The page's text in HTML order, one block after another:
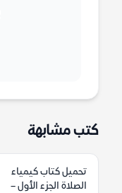
كتب مشابهة
تحميل كتاب كيمياء
الصلاة الجزء الأول –